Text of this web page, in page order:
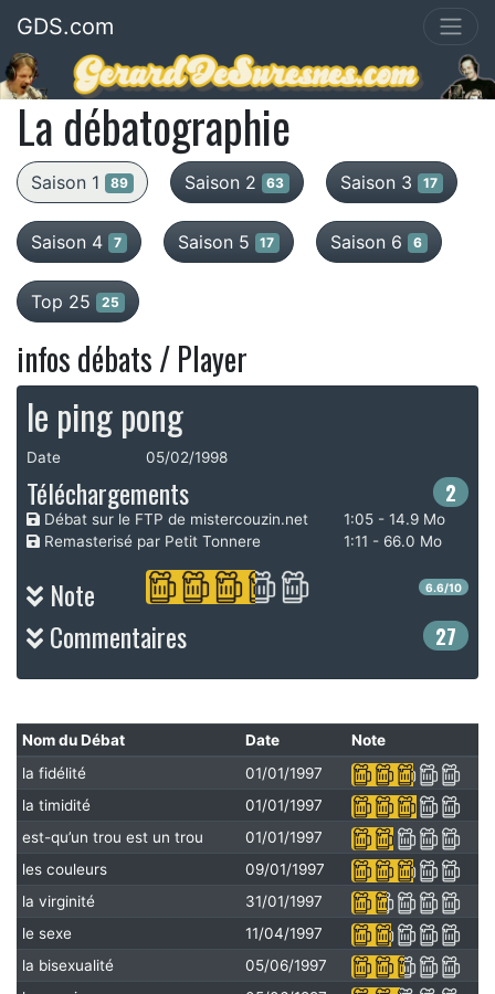
GDS.com
La débatographie
Saison 1 89 Saison 2 63 Saison 3 17
Saison 4 7 Saison 5 17 Saison 6 6
Top 25 25
infos débats / Player
le ping pong
Date 05/02/1998
Téléchargements 2
Débat sur le FTP de mistercouzin.net
1:05 - 14.9 Mo
Remasterisé par Petit Tonnere
1:11 - 66.0 Mo
Note 6.6/10
Commentaires 27
Nom du Débat Date
Note
la fidélité
01/01/1997
la timidité
01/01/1997
est-qu’un trou est un trou
01/01/1997
les couleurs
09/01/1997
la virginité
31/01/1997
le sexe
11/04/1997
la bisexualité
05/06/1997